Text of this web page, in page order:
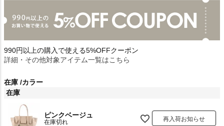
990円以上の購入で使える5%OFFクーポン
詳細・その他対象アイテム一覧はこちら
在庫 カラー
在庫
ピンクベージュ
在庫切れ 再入荷お知らせ